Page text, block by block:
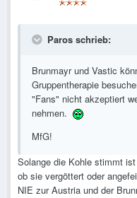
Paros schrieb:
Brunmayr und Vastic
Gruppentherapie
"Fans" nicht akzeptiert
nehmen.
MfG!
Solange die Kohle stimmt
ob sie vergöttert oder
NIE zur Austria und der